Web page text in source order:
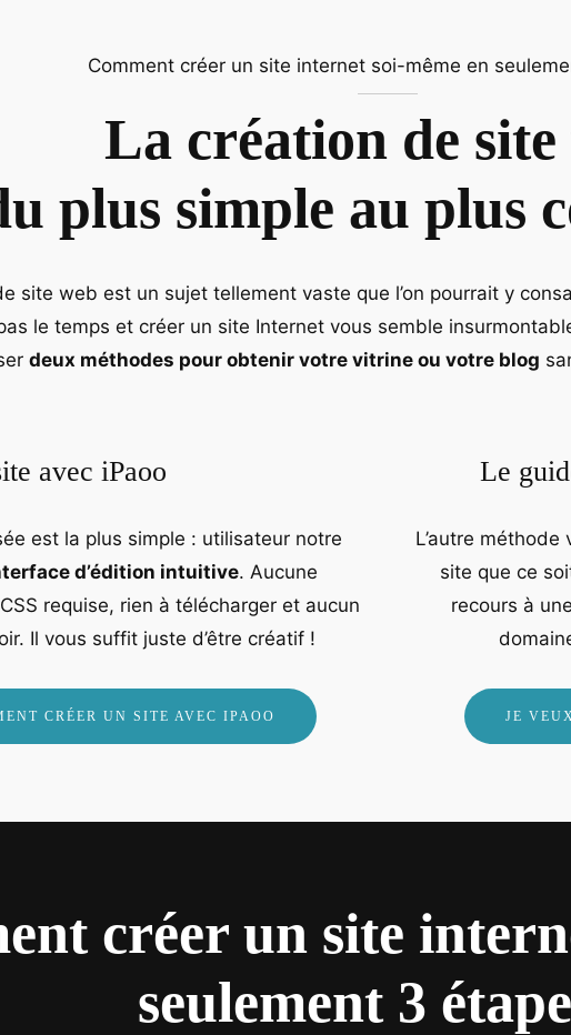
Comment créer un site internet soi-même en
La création de site
plus simple au plus
site web est un sujet tellement vaste que l’on pourrait y
le temps et créer un site Internet vous semble
deux méthodes pour obtenir votre vitrine ou votre blog
avec iPaoo
est la plus simple : utilisateur notre
d’édition intuitive. Aucune
requise, rien à télécharger et aucun
Il vous suffit juste d’être créatif !
CRÉER UN SITE AVEC IPAOO
Le
L’autre
site que ce
recours à
JE
créer un site
seulement 3